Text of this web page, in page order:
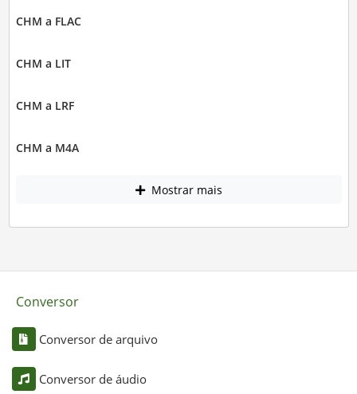
CHM a FLAC
CHM a LIT
CHM a LRF
CHM a M4A
Mostrar mais
Conversor
Conversor de arquivo
Conversor de áudio